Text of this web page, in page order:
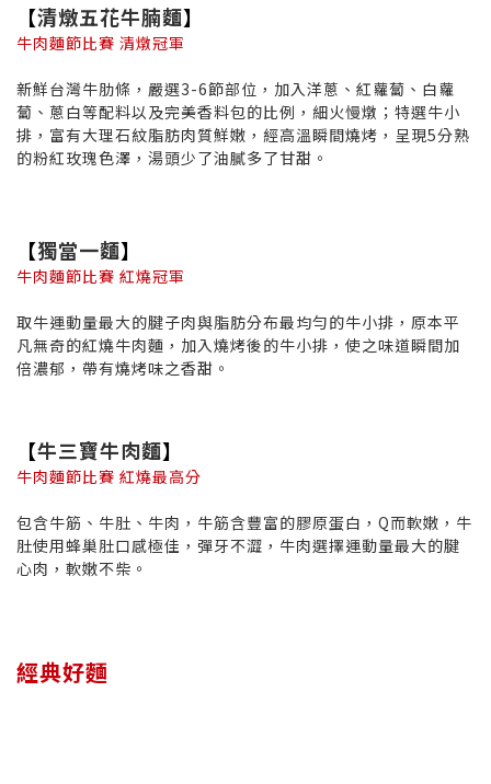
【清燉五花牛腩麵】
牛肉麵節比賽 清燉冠軍
新鮮台灣牛肋條，嚴選3-6節部位，加入洋蔥、紅蘿蔔、白蘿
蔔、蔥白等配料以及完美香料包的比例，細火慢燉；特選牛小
排，富有大理石紋脂肪肉質鮮嫩，經高溫瞬間燒烤，呈現5分熟
的粉紅玫瑰色澤，湯頭少了油膩多了甘甜。
【獨當一麵】
牛肉麵節比賽 紅燒冠軍
取牛運動量最大的腱子肉與脂肪分布最均勻的牛小排，原本平
凡無奇的紅燒牛肉麵，加入燒烤後的牛小排，使之味道瞬間加
倍濃郁，帶有燒烤味之香甜。
【牛三寶牛肉麵】
牛肉麵節比賽 紅燒最高分
包含牛筋、牛肚、牛肉，牛筋含豐富的膠原蛋白，Q而軟嫩，牛
肚使用蜂巢肚口感極佳，彈牙不澀，牛肉選擇運動量最大的腱
心肉，軟嫩不柴。
經典好麵